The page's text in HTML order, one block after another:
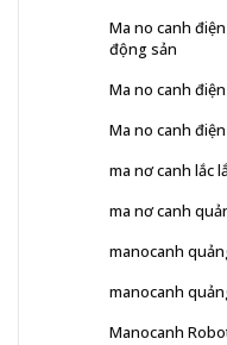
Ma no canh
động sản
Ma no canh
Ma no canh
ma nơ canh lắc
ma nơ canh
manocanh
manocanh
Manocanh